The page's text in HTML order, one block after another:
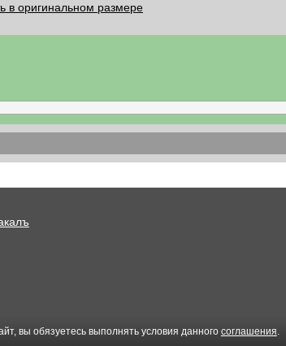
в оригинальном размере
вы обязуетесь выполнять условия данного соглашения.